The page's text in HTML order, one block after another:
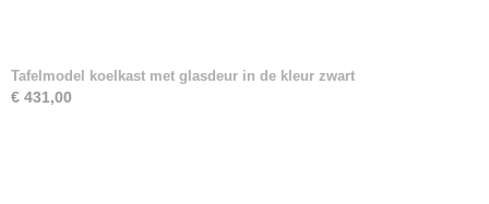
Tafelmodel koelkast met glasdeur in de kleur zwart
€ 431,00